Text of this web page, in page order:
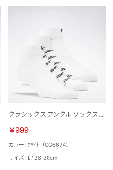
クラシックス アンクル ソックス 3足組 / Classics Ankle Socks 3 Pairs （ホワイト）
￥999
カラー : ﾎﾜｲﾄ（GG6674）
サイズ : L / 28-30cm